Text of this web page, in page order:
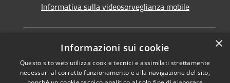
Informativa sulla videosorveglianza mobile
RSS
Copyright © 2026 • Comune di
×
Informazioni sui cookie
Questo sito web utilizza cookie tecnici e assimilati strettamente
necessari al corretto funzionamento e alla navigazione del sito,